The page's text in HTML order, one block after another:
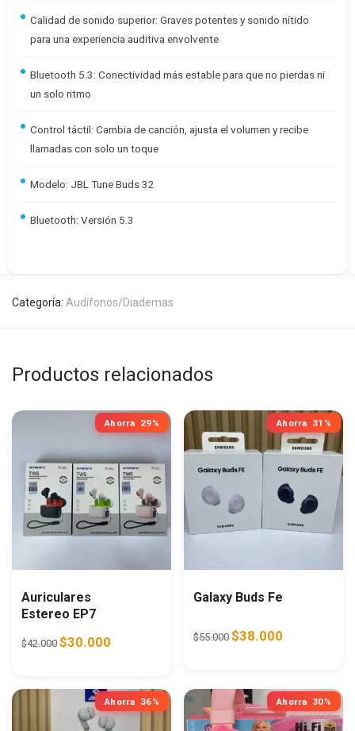
Calidad de sonido superior: Graves potentes y sonido nítido
para una experiencia auditiva envolvente
Bluetooth 5.3: Conectividad más estable para que no pierdas ni
un solo ritmo
Control táctil: Cambia de canción, ajusta el volumen y recibe
llamadas con solo un toque
Modelo: JBL Tune Buds 32
Bluetooth: Versión 5.3
Categoría: Audífonos/Diademas
Productos relacionados
Ahorra 29%
Auriculares
Estereo EP7
$42.000 Original price was: $42.000.
$30.000 Current price is: $30.000.
Ahorra 31%
Galaxy Buds Fe
$55.000 Original price was:
$38.000
Ahorra 36% Ahorra 30%